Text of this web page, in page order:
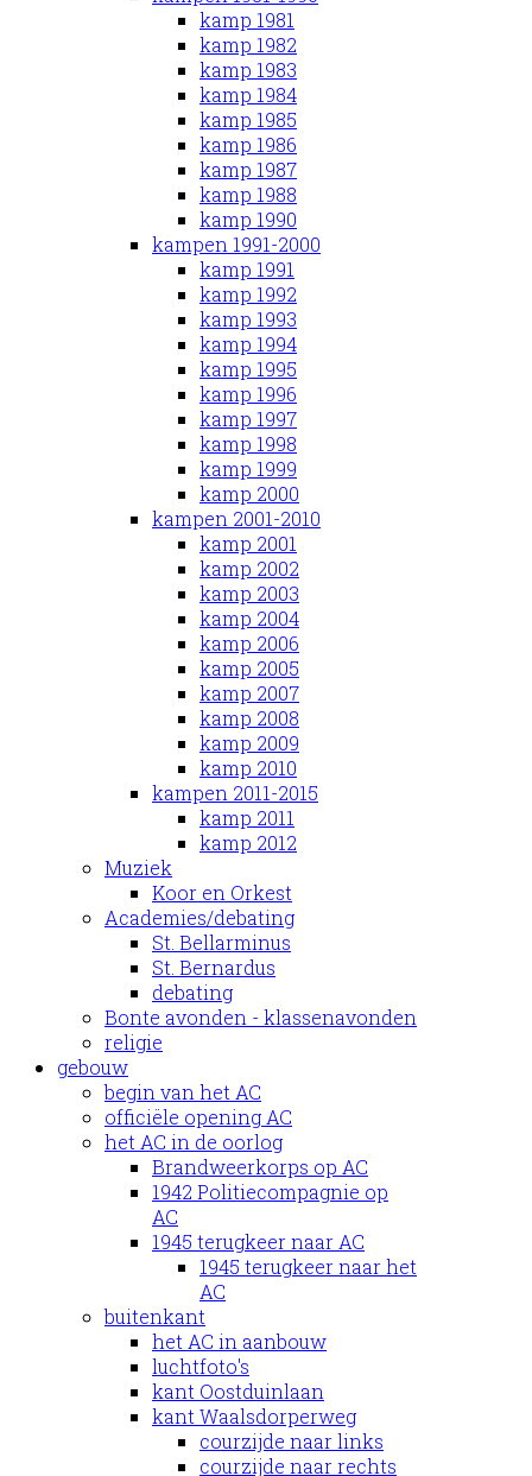
kamp 1981
kamp 1982
kamp 1983
kamp 1984
kamp 1985
kamp 1986
kamp 1987
kamp 1988
kamp 1990
kampen 1991-2000
kamp 1991
kamp 1992
kamp 1993
kamp 1994
kamp 1995
kamp 1996
kamp 1997
kamp 1998
kamp 1999
kamp 2000
kampen 2001-2010
kamp 2001
kamp 2002
kamp 2003
kamp 2004
kamp 2006
kamp 2005
kamp 2007
kamp 2008
kamp 2009
kamp 2010
kampen 2011-2015
kamp 2011
kamp 2012
Muziek
Koor en Orkest
Academies/debating
St. Bellarminus
St. Bernardus
debating
Bonte avonden - klassenavonden
religie
gebouw
begin van het AC
officiële opening AC
het AC in de oorlog
Brandweerkorps op AC
1942 Politiecompagnie op
AC
1945 terugkeer naar AC
1945 terugkeer naar het
AC
buitenkant
het AC in aanbouw
luchtfoto's
kant Oostduinlaan
kant Waalsdorperweg
courzijde naar links
courzijde naar rechts